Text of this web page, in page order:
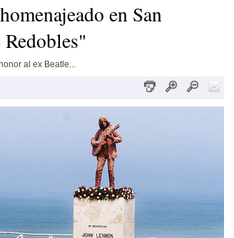
en San
al ex Beatle...